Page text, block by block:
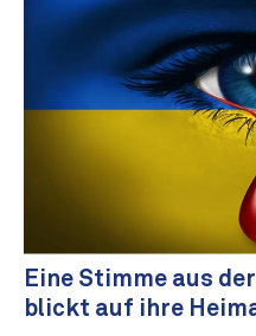
Eine Stimme aus
blickt auf ihre